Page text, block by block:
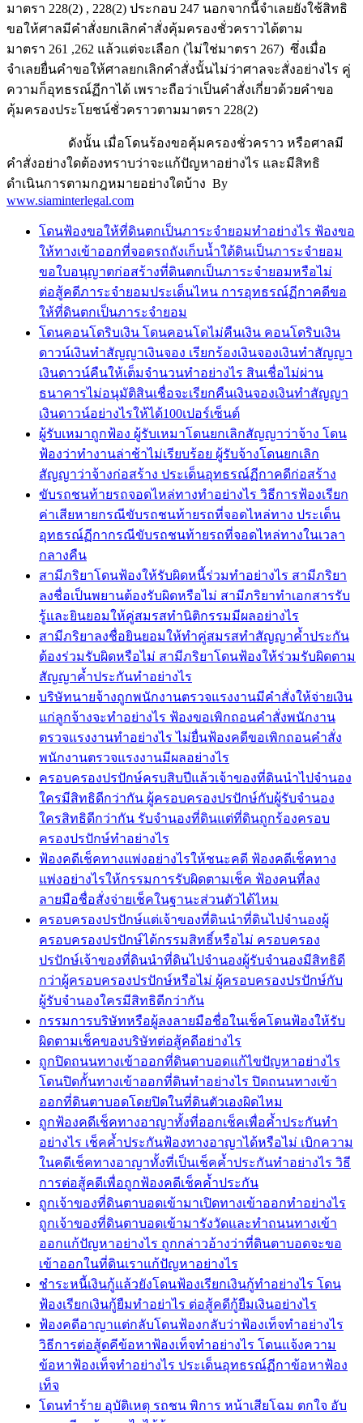
มาตรา 228(2) , 228(2) ประกอบ 247 นอกจากนี้จำเลยยังใช้สิทธิ
ขอให้ศาลมีคำสั่งยกเลิกคำสั่งคุ้มครองชั่วคราวได้ตาม
มาตรา 261 ,262 แล้วแต่จะเลือก (ไม่ใช่มาตรา 267) ซึ่งเมื่อ
จำเลยยื่นคำขอให้ศาลยกเลิกคำสั่งนั้นไม่ว่าศาลจะสั่งอย่างไร คู่
ความก็อุทธรณ์ฏีกาได้ เพราะถือว่าเป็นคำสั่งเกี่ยวด้วยคำขอ
คุ้มครองประโยชน์ชั่วคราวตามมาตรา 228(2)
ดังนั้น เมื่อโดนร้องขอคุ้มครองชั่วคราว หรือศาลมี
คำสั่งอย่างใดต้องทราบว่าจะแก้ปัญหาอย่างไร และมีสิทธิ
ดำเนินการตามกฎหมายอย่างใดบ้าง By
www.siaminterlegal.com
โดนฟ้องขอให้ที่ดินตกเป็นภาระจำยอมทำอย่างไร ฟ้องขอ
ให้ทางเข้าออกที่จอดรถถังเก็บน้ำใต้ดินเป็นภาระจำยอม
ขอใบอนุญาตก่อสร้างที่ดินตกเป็นภาระจำยอมหรือไม่
ต่อสู้คดีภาระจำยอมประเด็นไหน การอุทธรณ์ฏีกาคดีขอ
ให้ที่ดินตกเป็นภาระจำยอม
โดนคอนโดริบเงิน โดนคอนโดไม่คืนเงิน คอนโดริบเงิน
ดาวน์เงินทำสัญญาเงินจอง เรียกร้องเงินจองเงินทำสัญญา
เงินดาวน์คืนให้เต็มจำนวนทำอย่างไร สินเชื่อไม่ผ่าน
ธนาคารไม่อนุมัติสินเชื่อจะเรียกคืนเงินจองเงินทำสัญญา
เงินดาวน์อย่างไรให้ได้100เปอร์เซ็นต์
ผู้รับเหมาถูกฟ้อง ผู้รับเหมาโดนยกเลิกสัญญาว่าจ้าง โดน
ฟ้องว่าทำงานล่าช้าไม่เรียบร้อย ผู้รับจ้างโดนยกเลิก
สัญญาว่าจ้างก่อสร้าง ประเด็นอุทธรณ์ฏีกาคดีก่อสร้าง
ขับรถชนท้ายรถจอดไหล่ทางทำอย่างไร วิธีการฟ้องเรียก
ค่าเสียหายกรณีขับรถชนท้ายรถที่จอดไหล่ทาง ประเด็น
อุทธรณ์ฏีกากรณีขับรถชนท้ายรถที่จอดไหล่ทางในเวลา
กลางคืน
สามีภริยาโดนฟ้องให้รับผิดหนี้ร่วมทำอย่างไร สามีภริยา
ลงชื่อเป็นพยานต้องรับผิดหรือไม่ สามีภริยาทำเอกสารรับ
รู้และยินยอมให้คู่สมรสทำนิติกรรมมีผลอย่างไร
สามีภริยาลงชื่อยินยอมให้ทำคู่สมรสทำสัญญาค้ำประกัน
ต้องร่วมรับผิดหรือไม่ สามีภริยาโดนฟ้องให้ร่วมรับผิดตาม
สัญญาค้ำประกันทำอย่างไร
บริษัทนายจ้างถูกพนักงานตรวจแรงงานมีคำสั่งให้จ่ายเงิน
แก่ลูกจ้างจะทำอย่างไร ฟ้องขอเพิกถอนคำสั่งพนักงาน
ตรวจแรงงานทำอย่างไร ไม่ยื่นฟ้องคดีขอเพิกถอนคำสั่ง
พนักงานตรวจแรงงานมีผลอย่างไร
ครอบครองปรปักษ์ครบสิบปีแล้วเจ้าของที่ดินนำไปจำนอง
ใครมีสิทธิดีกว่ากัน ผู้ครอบครองปรปักษ์กับผู้รับจำนอง
ใครสิทธิดีกว่ากัน รับจำนองที่ดินแต่ที่ดินถูกร้องครอบ
ครองปรปักษ์ทำอย่างไร
ฟ้องคดีเช็คทางแพ่งอย่างไรให้ชนะคดี ฟ้องคดีเช็คทาง
แพ่งอย่างไรให้กรรมการรับผิดตามเช็ค ฟ้องคนที่ลง
ลายมือชื่อสั่งจ่ายเช็คในฐานะส่วนตัวได้ไหม
ครอบครองปรปักษ์แต่เจ้าของที่ดินนำที่ดินไปจำนองผู้
ครอบครองปรปักษ์ได้กรรมสิทธิ์หรือไม่ ครอบครอง
ปรปักษ์เจ้าของที่ดินนำที่ดินไปจำนองผู้รับจำนองมีสิทธิดี
กว่าผู้ครอบครองปรปักษ์หรือไม่ ผู้ครอบครองปรปักษ์กับ
ผู้รับจำนองใครมีสิทธิดีกว่ากัน
กรรมการบริษัทหรือผู้ลงลายมือชื่อในเช็คโดนฟ้องให้รับ
ผิดตามเช็คของบริษัทต่อสู้คดีอย่างไร
ถูกปิดถนนทางเข้าออกที่ดินตาบอดแก้ไขปัญหาอย่างไร
โดนปิดกั้นทางเข้าออกที่ดินทำอย่างไร ปิดถนนทางเข้า
ออกที่ดินตาบอดโดยปิดในที่ดินตัวเองผิดไหม
ถูกฟ้องคดีเช็คทางอาญาทั้งที่ออกเช็คเพื่อค้ำประกันทำ
อย่างไร เช็คค้ำประกันฟ้องทางอาญาได้หรือไม่ เบิกความ
ในคดีเช็คทางอาญาทั้งที่เป็นเช็คค้ำประกันทำอย่างไร วิธี
การต่อสู้คดีเพื่อถูกฟ้องคดีเช็คค้ำประกัน
ถูกเจ้าของที่ดินตาบอดเข้ามาเปิดทางเข้าออกทำอย่างไร
ถูกเจ้าของที่ดินตาบอดเข้ามารังวัดและทำถนนทางเข้า
ออกแก้ปัญหาอย่างไร ถูกกล่าวอ้างว่าที่ดินตาบอดจะขอ
เข้าออกในที่ดินเราแก้ปัญหาอย่างไร
ชำระหนี้เงินกู้แล้วยังโดนฟ้องเรียกเงินกู้ทำอย่างไร โดน
ฟ้องเรียกเงินกู้ยืมทำอย่าไร ต่อสู้คดีกู้ยืมเงินอย่างไร
ฟ้องคดีอาญาแต่กลับโดนฟ้องกลับว่าฟ้องเท็จทำอย่างไร
วิธีการต่อสู้ดคีข้อหาฟ้องเท็จทำอย่างไร โดนแจ้งความ
ข้อหาฟ้องเท็จทำอย่างไร ประเด็นอุทธรณ์ฏีกาข้อหาฟ้อง
เท็จ
โดนทำร้าย อุบัติเหตุ รถชน พิการ หน้าเสียโฉม ตกใจ อับ